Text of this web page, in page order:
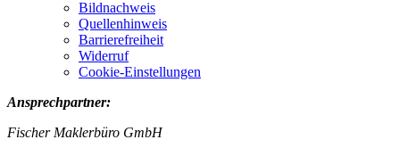
Bildnachweis
Quellenhinweis
Barrierefreiheit
Widerruf
Cookie-Einstellungen
Ansprechpartner:
Fischer Maklerbüro GmbH